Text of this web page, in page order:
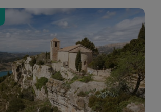
de retour de "Sierras secrètes
La Balaguère